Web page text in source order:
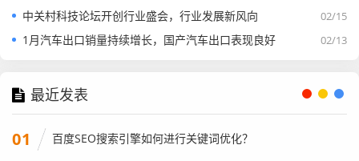
02/15
中关村科技论坛开创行业盛会，行业发展新风向
02/13
1月汽车出口销量持续增长，国产汽车出口表现良好
最近发表
01 百度SEO搜索引擎如何进行关键词优化？